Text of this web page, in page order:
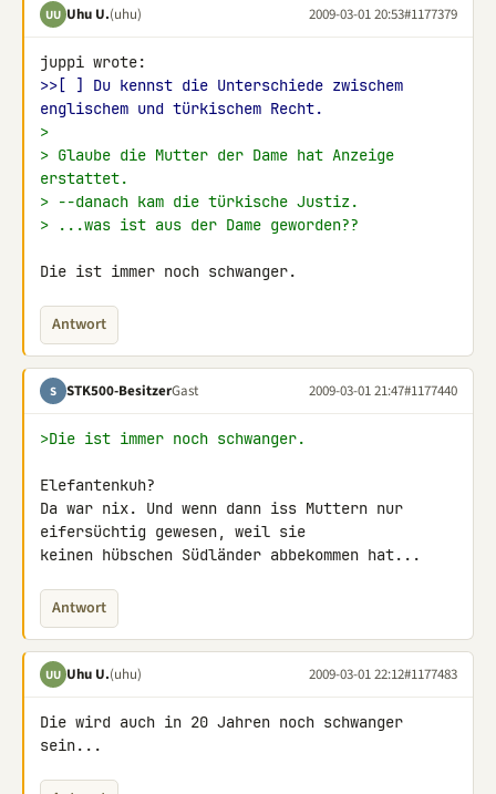
UU Uhu U.(uhu) 2009-03-01 20:53#1177379
>>[ ] Du kennst die Unterschiede zwischem
englischem und türkischem Recht.
>
> Glaube die Mutter der Dame hat Anzeige
erstattet.
> --danach kam die türkische Justiz.
> ...was ist aus der Dame geworden??
Die ist immer noch schwanger.
Antwort
S STK500-BesitzerGast 2009-03-01 21:47#1177440
>Die ist immer noch schwanger.
Elefantenkuh?
Da war nix. Und wenn dann iss Muttern nur
eifersüchtig gewesen, weil sie
keinen hübschen Südländer abbekommen hat...
Antwort
UU Uhu U.(uhu) 2009-03-01 22:12#1177483
Die wird auch in 20 Jahren noch schwanger
sein...